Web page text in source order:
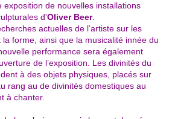
exposition de nouvelles installations
d'Oliver Beer.
actuelles de l’artiste sur les
forme, ainsi que la musicalité innée du
performance sera également
de l’exposition. Les divinités du
à des objets physiques, placés sur
rang au de divinités domestiques au
à chanter.